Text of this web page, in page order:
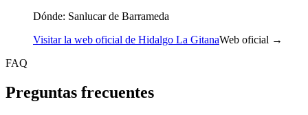
Dónde: Sanlucar de Barrameda
Visitar la web oficial de Hidalgo La GitanaWeb oficial →
FAQ
Preguntas frecuentes